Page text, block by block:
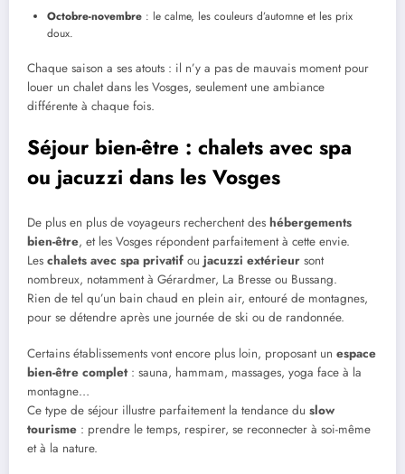
Octobre-novembre : le calme, les couleurs d’automne et les prix
doux.
Chaque saison a ses atouts : il n’y a pas de mauvais moment pour
louer un chalet dans les Vosges, seulement une ambiance
différente à chaque fois.
Séjour bien-être : chalets avec spa
ou jacuzzi dans les Vosges
De plus en plus de voyageurs recherchent des hébergements
bien-être, et les Vosges répondent parfaitement à cette envie.
Les chalets avec spa privatif ou jacuzzi extérieur sont
nombreux, notamment à Gérardmer, La Bresse ou Bussang.
Rien de tel qu’un bain chaud en plein air, entouré de montagnes,
pour se détendre après une journée de ski ou de randonnée.
Certains établissements vont encore plus loin, proposant un espace
bien-être complet: sauna, hammam, massages, yoga face à la
montagne…
Ce type de séjour illustre parfaitement la tendance du slow
tourisme : prendre le temps, respirer, se reconnecter à soi-même
et à la nature.